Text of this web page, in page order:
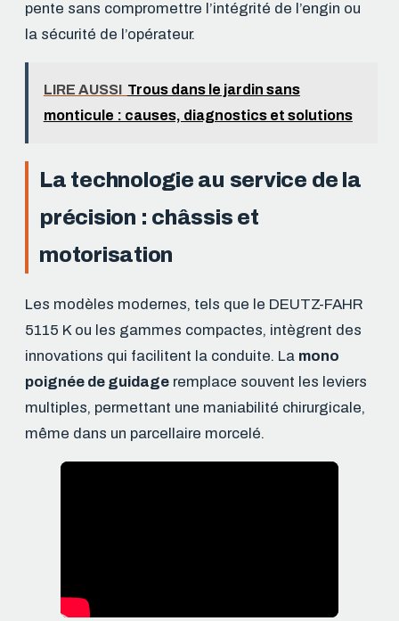
pente sans compromettre l’intégrité de l’engin ou
la sécurité de l’opérateur.
LIRE AUSSI
Trous dans le jardin sans
monticule : causes, diagnostics et solutions
La technologie au service de la
précision : châssis et
motorisation
Les modèles modernes, tels que le DEUTZ-FAHR
5115 K ou les gammes compactes, intègrent des
innovations qui facilitent la conduite. La mono
poignée de guidage remplace souvent les leviers
multiples, permettant une maniabilité chirurgicale,
même dans un parcellaire morcelé.